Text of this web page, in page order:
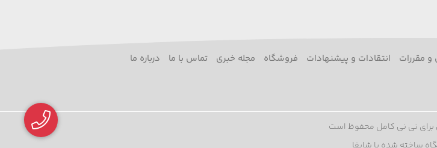
و مقررات انتقادات و پیشنهادات فروشگاه مجله خبری تماس با ما درباره ما
نی نی کامل محفوظ است